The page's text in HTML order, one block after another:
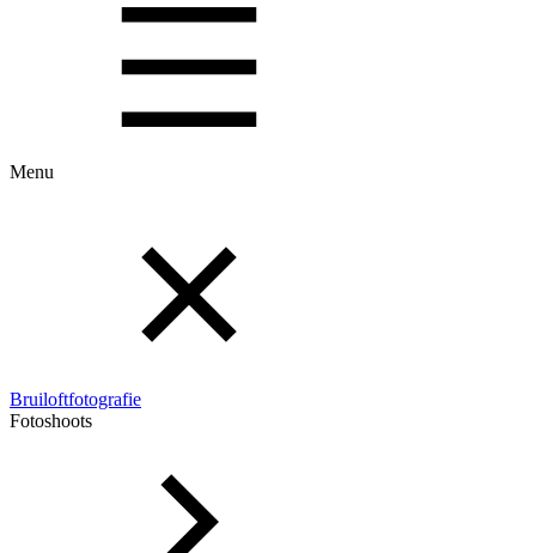
Menu
Bruiloftfotografie
Fotoshoots